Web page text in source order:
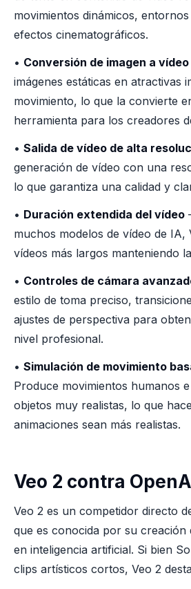
movimientos dinámicos,
efectos cinematográficos.
• Conversión de imagen a vídeo
imágenes estáticas en atractivas
movimiento, lo que la convierte
herramienta para los creadores
• Salida de vídeo de alta
generación de vídeo con una
lo que garantiza una calidad y
• Duración extendida del vídeo
muchos modelos de vídeo de IA,
vídeos más largos manteniendo
• Controles de cámara
estilo de toma preciso,
ajustes de perspectiva para
nivel profesional.
• Simulación de movimiento
Produce movimientos humanos
objetos muy realistas, lo que
animaciones sean más realistas.
Veo 2 contra
Veo 2 es un competidor directo
que es conocida por su creación
en inteligencia artificial. Si bien
clips artísticos cortos, Veo 2